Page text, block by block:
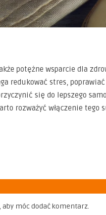
potężne wsparcie dla
redukować stres,
się do lepszego
rozważyć włączenie tego
aby móc dodać komentarz.